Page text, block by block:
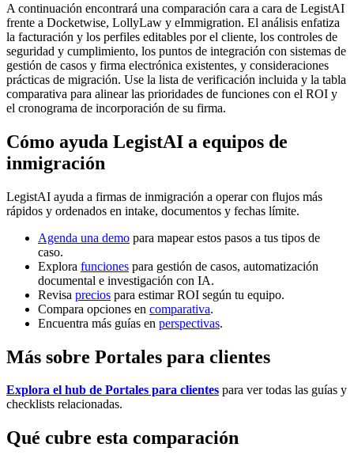
A continuación encontrará una comparación cara a cara de LegistAI
frente a Docketwise, LollyLaw y eImmigration. El análisis enfatiza
la facturación y los perfiles editables por el cliente, los controles de
seguridad y cumplimiento, los puntos de integración con sistemas de
gestión de casos y firma electrónica existentes, y consideraciones
prácticas de migración. Use la lista de verificación incluida y la tabla
comparativa para alinear las prioridades de funciones con el ROI y
el cronograma de incorporación de su firma.
Cómo ayuda LegistAI a equipos de
inmigración
LegistAI ayuda a firmas de inmigración a operar con flujos más
rápidos y ordenados en intake, documentos y fechas límite.
Agenda una demo para mapear estos pasos a tus tipos de
caso.
Explora funciones para gestión de casos, automatización
documental e investigación con IA.
Revisa precios para estimar ROI según tu equipo.
Compara opciones en comparativa.
Encuentra más guías en perspectivas.
Más sobre Portales para clientes
Explora el hub de Portales para clientes para ver todas las guías y
checklists relacionadas.
Qué cubre esta comparación